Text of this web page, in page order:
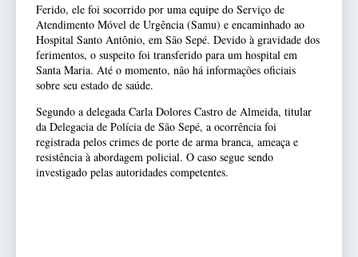
Ferido, ele foi socorrido por uma equipe do Serviço de
Atendimento Móvel de Urgência (Samu) e encaminhado ao
Hospital Santo Antônio, em São Sepé. Devido à gravidade dos
ferimentos, o suspeito foi transferido para um hospital em
Santa Maria. Até o momento, não há informações oficiais
sobre seu estado de saúde.
Segundo a delegada Carla Dolores Castro de Almeida, titular
da Delegacia de Polícia de São Sepé, a ocorrência foi
registrada pelos crimes de porte de arma branca, ameaça e
resistência à abordagem policial. O caso segue sendo
investigado pelas autoridades competentes.